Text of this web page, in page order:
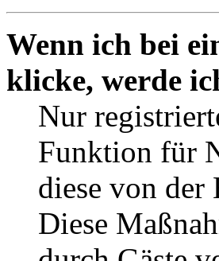
Wenn ich bei
klicke, werde
Nur
Funktion für
diese von
Diese